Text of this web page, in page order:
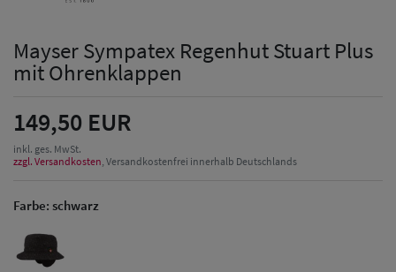
Mayser Sympatex Regenhut Stuart Plus
mit Ohrenklappen
149,50 EUR
inkl. ges. MwSt.
zzgl. Versandkosten , Versandkostenfrei innerhalb Deutschlands
Farbe: schwarz